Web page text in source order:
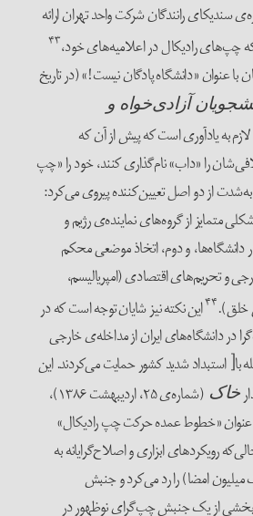
سندیکای رانندگان شرکت واحد تهران ارائه
۴۳
با عنوان «دانشگاه پادگان نیست!» (در تاریخ
آزادی‌خواه و
لازم به یادآوری است که پیش از آن که
را «داب» نام‌گذاری کنند، خود را «چپ
از دو اصل تعیین‌کننده پیروی می‌کرد:
متمایز از گروه‌های نماینده‌ی رژیم و
و دوم، اتخاذ موضعی محکم
و تحریم‌های اقتصادی (امپریالیسم،
خلق).۴۴این نکته نیز شایان توجه است که در
در دانشگاه‌های ایران از مداخله‌ی خارجی
با[ استبداد شدید کشور حمایت می‌کردند. این
خاک
(شماره‌ی ۲۵، اردیبهشت ۱۳۸۶)،
عنوان «خطوط عمده حرکت چپ رادیکال»
رویکردهای ابزاری و اصلاح‌گرایانه به
امضا) را رد می‌کرد و جنبش
بخشی از یک جنبش چپ‌گرای نوظهور در